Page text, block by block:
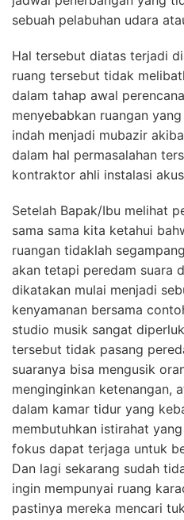
sebuah pelabuhan udara
Hal tersebut diatas terjadi
ruang tersebut tidak
dalam tahap awal
menyebabkan ruangan
indah menjadi mubazir
dalam hal permasalahan
kontraktor ahli instalasi
Setelah Bapak/Ibu melihat
sama sama kita ketahui
ruangan tidaklah
akan tetapi peredam suara
dikatakan mulai menjadi
kenyamanan bersama
studio musik sangat
tersebut tidak pasang
suaranya bisa mengusik
menginginkan ketenangan,
dalam kamar tidur yang
membutuhkan istirahat
fokus dapat terjaga untuk
Dan lagi sekarang sudah
ingin mempunyai ruang
pastinya mereka mencari